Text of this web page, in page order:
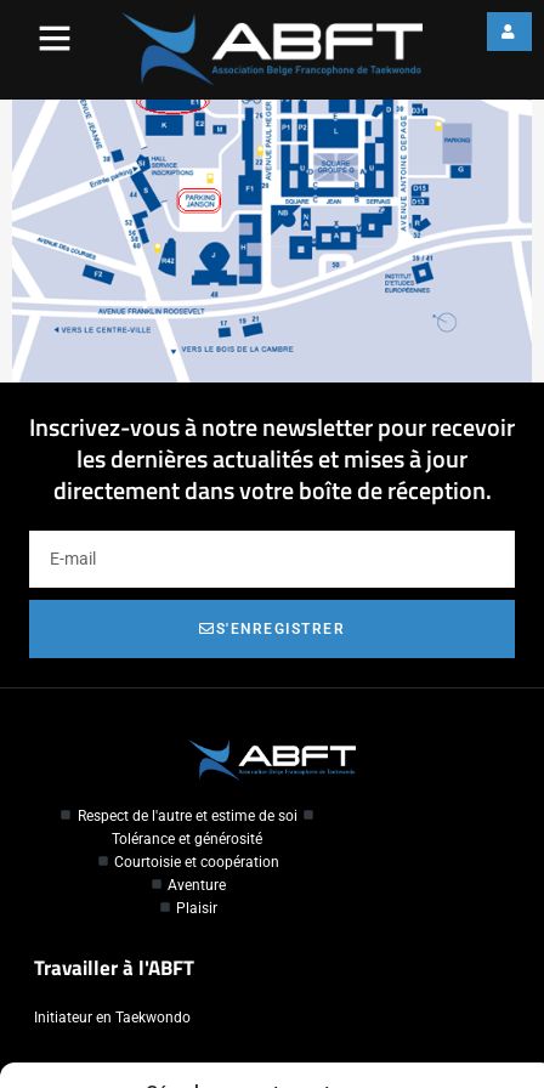
Inscrivez-vous à notre newsletter pour recevoir
les dernières actualités et mises à jour
directement dans votre boîte de réception.
S'ENREGISTRER
Respect de l'autre et estime de soi
Tolérance et générosité
Courtoisie et coopération
Aventure
Plaisir
Travailler à l'ABFT
Initiateur en Taekwondo